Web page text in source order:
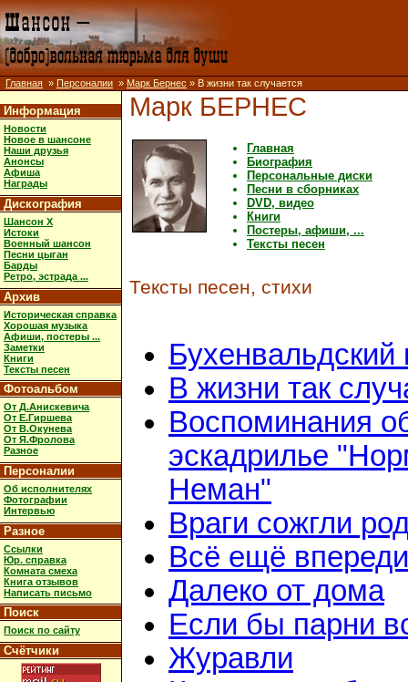
Главная » Персоналии » Марк Бернес » В жизни так случается
Информация
Новости
Новое в шансоне
Наши друзья
Анонсы
Афиша
Награды
Дискография
Шансон X
Истоки
Военный шансон
Песни цыган
Барды
Ретро, эстрада ...
Архив
Историческая справка
Хорошая музыка
Афиши, постеры ...
Заметки
Книги
Тексты песен
Фотоальбом
От Д.Анискевича
От Е.Гиршева
От В.Окунева
От Я.Фролова
Разное
Персоналии
Об исполнителях
Фотографии
Интервью
Разное
Ссылки
Юр. справка
Комната смеха
Книга отзывов
Написать письмо
Поиск
Поиск по сайту
Счётчики
Марк БЕРНЕС
Главная
Биография
Персональные диски
Песни в сборниках
DVD, видео
Книги
Постеры, афиши, ...
Тексты песен
Тексты песен, стихи
Бухенвальдский
В жизни так
Воспоминания
эскадрилье
Неман"
Враги сожгли
Всё ещё впереди
Далеко от дома
Если бы парни
Журавли